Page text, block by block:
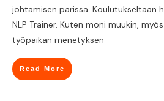
johtamisen parissa. Koulutukseltaan
NLP Trainer. Kuten moni muukin,
työpaikan menetyksen
Read More